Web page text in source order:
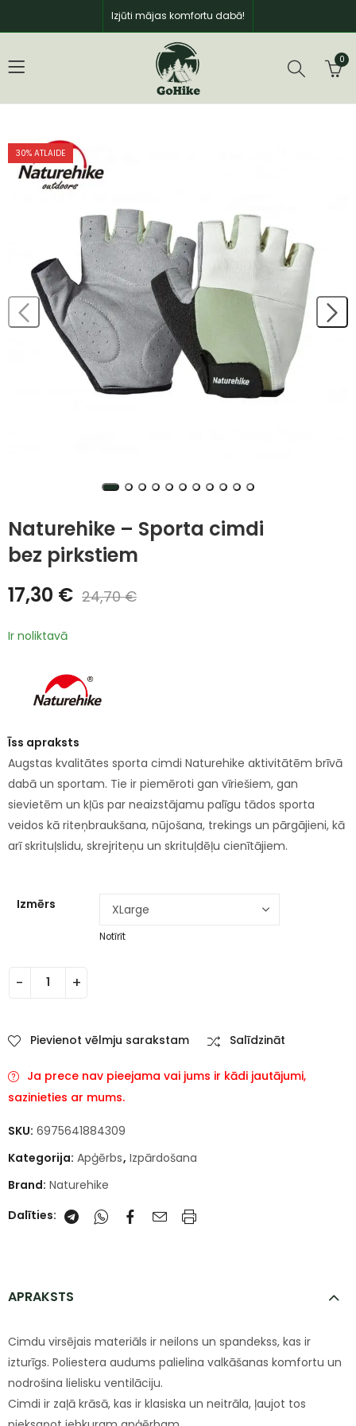
Izjūti mājas komfortu dabā!
0
30% ATLAIDE
Naturehike – Sporta cimdi
bez pirkstiem
17,30 € 24,70€
Ir noliktavā
Īss apraksts
Augstas kvalitātes sporta cimdi Naturehike aktivitātēm brīvā
dabā un sportam. Tie ir piemēroti gan vīriešiem, gan
sievietēm un kļūs par neaizstājamu palīgu tādos sporta
veidos kā riteņbraukšana, nūjošana, trekings un pārgājieni, kā
arī skrituļslidu, skrejriteņu un skrituļdēļu cienītājiem.
Izmērs
Notīrīt
Pievienot vēlmju sarakstam Salīdzināt
Ja prece nav pieejama vai jums ir kādi jautājumi,
sazinieties ar mums.
SKU: 6975641884309
Kategorija: Apģērbs, Izpārdošana
Brand: Naturehike
Dalīties:
APRAKSTS
Cimdu virsējais materiāls ir neilons un spandekss, kas ir
izturīgs. Poliestera audums palielina valkāšanas komfortu un
nodrošina lielisku ventilāciju.
Cimdi ir zaļā krāsā, kas ir klasiska un neitrāla, ļaujot tos